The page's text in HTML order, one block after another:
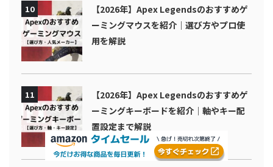
10
【2026年】Apex Legendsのおすすめゲ
ーミングマウスを紹介｜選び方やプロ使
用を解説
11
【2026年】Apex Legendsのおすすめゲ
ーミングキーボードを紹介｜軸やキー配
置設定まで解説